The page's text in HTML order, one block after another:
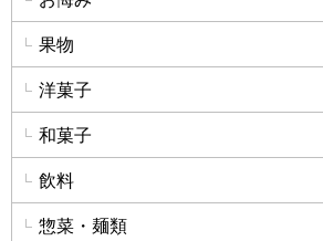
果物
洋菓子
和菓子
飲料
惣菜・麺類